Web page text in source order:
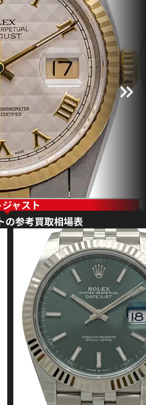
ャスト
の参考買取相場表